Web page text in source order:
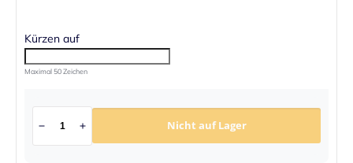
Kürzen auf
Maximal 50 Zeichen
Nicht auf Lager